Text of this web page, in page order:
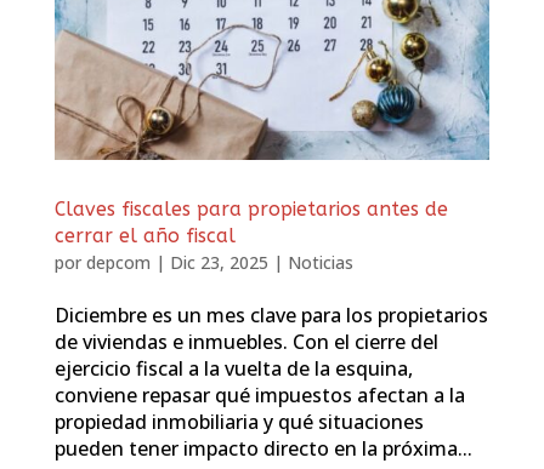
Claves fiscales para propietarios antes de
cerrar el año fiscal
por depcom | Dic 23, 2025 | Noticias
Diciembre es un mes clave para los propietarios
de viviendas e inmuebles. Con el cierre del
ejercicio fiscal a la vuelta de la esquina,
conviene repasar qué impuestos afectan a la
propiedad inmobiliaria y qué situaciones
pueden tener impacto directo en la próxima...